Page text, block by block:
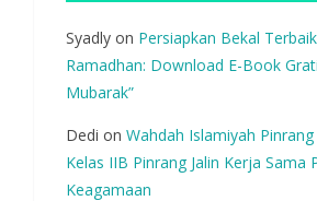
Syadly on Persiapkan Bekal
Ramadhan: Download E-Book
Mubarak”
Dedi on Wahdah Islamiyah
Kelas IIB Pinrang Jalin Kerja Sama
Keagamaan